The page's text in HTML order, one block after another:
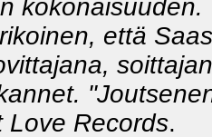
kokonaisuuden.
että
Love Records.